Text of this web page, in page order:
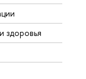
здоровья